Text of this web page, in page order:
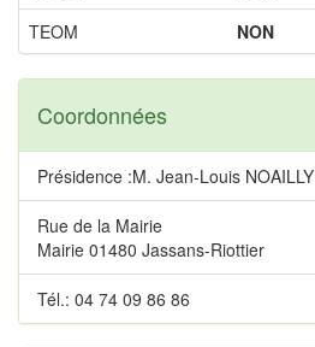
TEOM NON
Coordonnées
Présidence :M. Jean-Louis NOAILLY
Rue de la Mairie
Mairie 01480 Jassans-Riottier
Tél.: 04 74 09 86 86